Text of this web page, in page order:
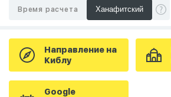
Время расчета
Направление на
Киблу
Google